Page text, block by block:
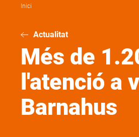
Inici
Actualitat
Més de
l'atenció a
Barnahus